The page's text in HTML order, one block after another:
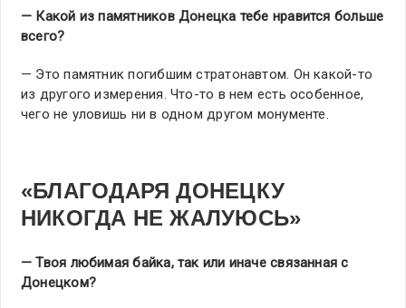
— Какой из памятников Донецка тебе нравится больше
всего?
— Это памятник погибшим стратонавтом. Он какой-то
из другого измерения. Что-то в нем есть особенное,
чего не уловишь ни в одном другом монументе.
«БЛАГОДАРЯ ДОНЕЦКУ
НИКОГДА НЕ ЖАЛУЮСЬ»
— Твоя любимая байка, так или иначе связанная с
Донецком?